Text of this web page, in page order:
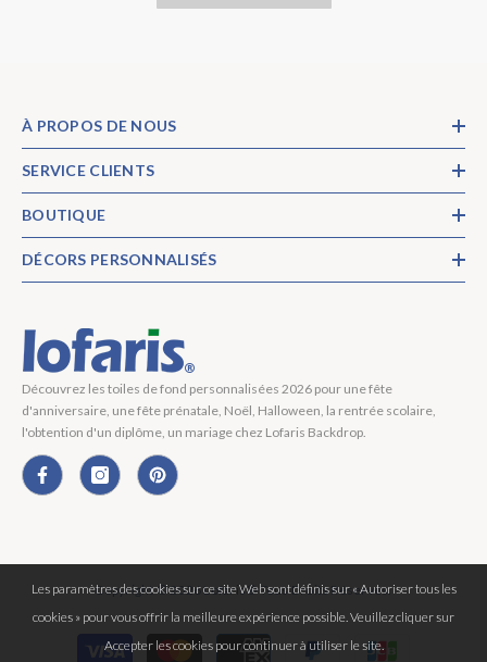
À PROPOS DE NOUS
SERVICE CLIENTS
BOUTIQUE
DÉCORS PERSONNALISÉS
Découvrez les toiles de fond personnalisées 2026 pour une fête
d'anniversaire, une fête prénatale, Noël, Halloween, la rentrée scolaire,
l'obtention d'un diplôme, un mariage chez Lofaris Backdrop.
Copyright © 2026 Lofaris® Tous Droits Réservés.
Moyens
Les paramètres des cookies sur ce site Web sont définis sur « Autoriser tous les
cookies » pour vous offrir la meilleure expérience possible. Veuillez cliquer sur
Accepter les cookies pour continuer à utiliser le site.